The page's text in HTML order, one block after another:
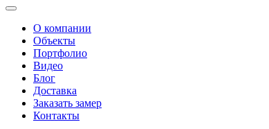
О компании
Объекты
Портфолио
Видео
Блог
Доставка
Заказать замер
Контакты